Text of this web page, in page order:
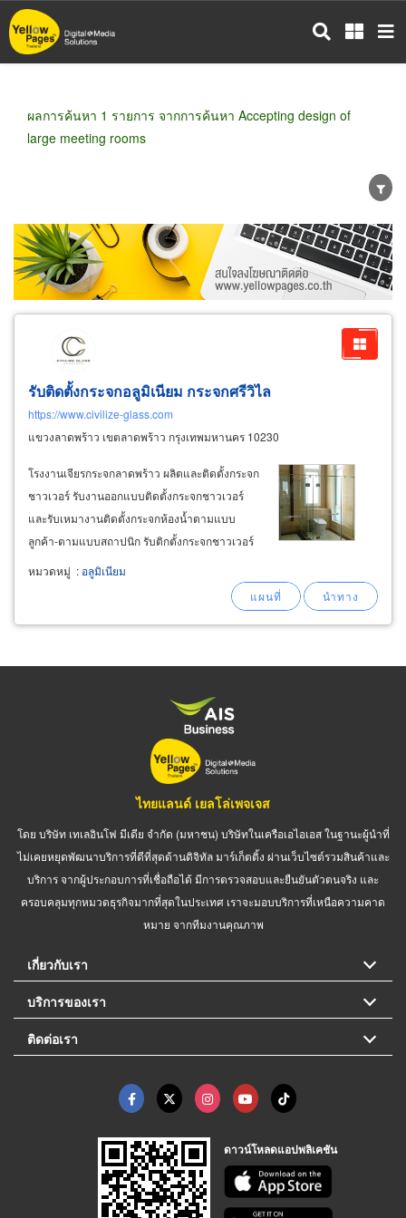
ข้าม
ไป
ผลการค้นหา 1 รายการ จากการค้นหา Accepting design of
large meeting rooms
ขายส่ง ขายปลีก ผู้ผลิต
ตัวแทนจัดจำหน่าย
ผู้ส่งออก/นำเข้า
ธุรกิจบริการ
รับติดตั้งกระจกอลูมิเนียม กระจกศรีวิไล
https://www.civilize-glass.com
แขวงลาดพร้าว เขตลาดพร้าว กรุงเทพมหานคร 10230
โรงงานเจียรกระจกลาดพร้าว ผลิตและติดตั้งกระจก
ชาวเวอร์ รับงานออกแบบติดตั้งกระจกชาวเวอร์
และรับเหมางานติดตั้งกระจกห้องน้ำตามแบบ
ลูกค้า-ตามแบบสถาปนิก รับติกตั้งกระจกชาวเวอร์
ฉากกั้นห้องน้ำอย่างมืออาชีพ ด้วยกระจกนิรภัย
กระจกเปลือยเทมเปอร์ กั้นห้องอาบน้ำกระจกเทม
หมวดหมู่ : อลูมิเนียม
ไทยแลนด์ เยลโล่เพจเจส
โดย บริษัท เทเลอินโฟ มีเดีย จำกัด (มหาชน) บริษัทในเครือเอไอเอส ในฐานะผู้นำที่
ไม่เคยหยุดพัฒนาบริการที่ดีที่สุดด้านดิจิทัล มาร์เก็ตติ้ง ผ่านเว็บไซต์รวมสินค้าและ
บริการ จากผู้ประกอบการที่เชื่อถือได้ มีการตรวจสอบและยืนยันตัวตนจริง และ
ครอบคลุมทุกหมวดธุรกิจมากที่สุดในประเทศ เราจะมอบบริการที่เหนือความคาด
หมาย จากทีมงานคุณภาพ
เกี่ยวกับเรา
บริการของเรา
ติดต่อเรา
ดาวน์โหลดแอปพลิเคชัน